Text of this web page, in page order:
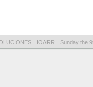
IOARR Sunday the